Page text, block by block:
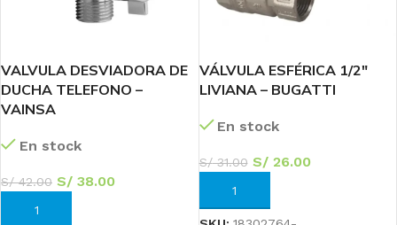
VALVULA DESVIADORA DE
DUCHA TELEFONO –
VAINSA
En stock
S/42.00 S/ 38.00
AÑADIR AL CARRITO
VÁLVULA ESFÉRICA 1/2″
LIVIANA – BUGATTI
En stock
S/31.00 S/26.00
AÑADIR AL CARRITO